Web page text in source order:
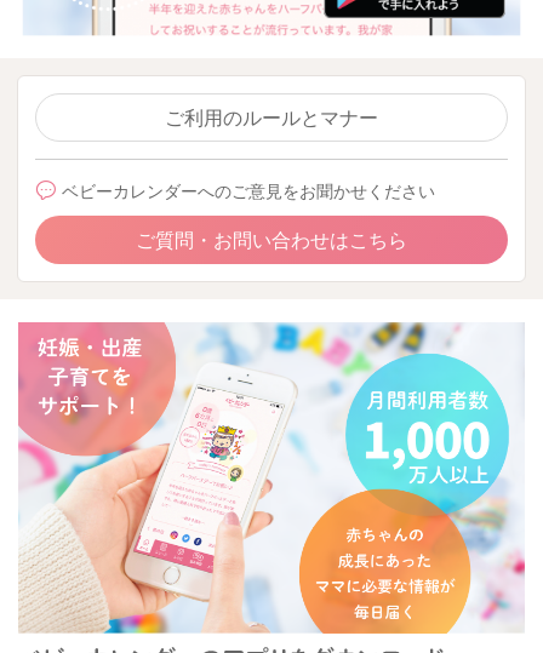
ご利用のルールとマナー
ベビーカレンダーへのご意見をお聞かせください
ご質問・お問い合わせはこちら